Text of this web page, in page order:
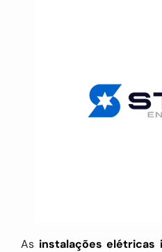
As instalações elétricas